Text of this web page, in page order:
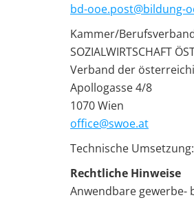
bd-ooe.post@bildung-
Kammer/
SOZIALWIRTSCHAFT
Verband der
Apollogasse 4/8
1070 Wien
office@swoe.at
Technische Umsetzung:
Rechtliche Hinweise
Anwendbare gewerbe-